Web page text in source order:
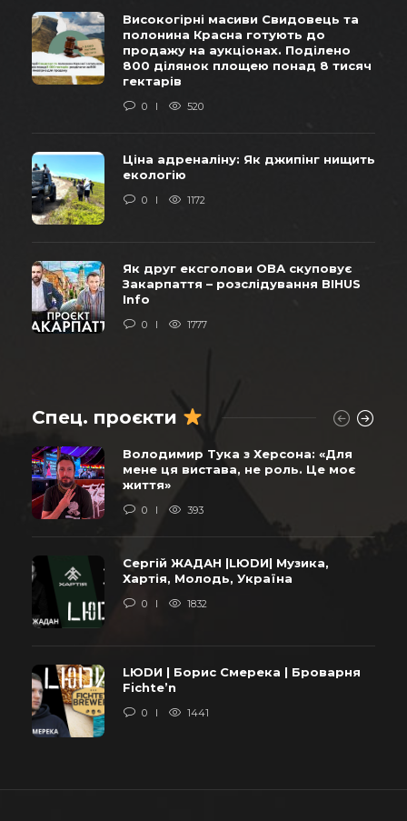
Високогірні масиви Свидовець та
полонина Красна готують до
продажу на аукціонах. Поділено
800 ділянок площею понад 8 тисяч
гектарів
0 520
Ціна адреналіну: Як джипінг нищить
екологію
0 1172
Як друг ексголови ОВА скуповує
Закарпаття – розслідування BIHUS
Info
0 1777
Спец. проєкти
Володимир Тука з Херсона: «Для
мене ця вистава, не роль. Це моє
життя»
0 393
Сергій ЖАДАН |LЮDИ| Музика,
Хартія, Молодь, Україна
0 1832
LЮDИ | Борис Смерека | Броварня
Fichte’n
0 1441